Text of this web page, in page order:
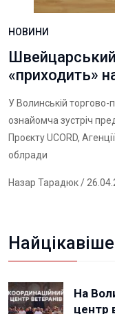
НОВИНИ
Швейцарський
«приходить»
У Волинській торгово-
ознайомча зустріч
Проєкту UCORD,
облради
Назар Тарадюк/
Найцікавіше
На
центр